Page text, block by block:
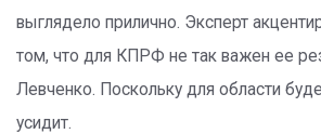
выглядело прилично. Эксперт
том, что для КПРФ не так важен ее
Левченко. Поскольку для области
усидит.